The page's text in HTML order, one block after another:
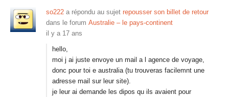
so222 a répondu au sujet repousser son billet de retour
dans le forum Australie – le pays-continent
il y a 17 ans
hello,
moi j ai juste envoye un mail a l agence de voyage,
donc pour toi e australia (tu trouveras facilemnt une
adresse mail sur leur site).
je leur ai demande les dipos qu ils avaient pour